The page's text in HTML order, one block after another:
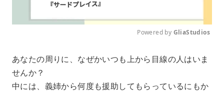
u
e
Powered by GliaStudios
あなたの周りに、なぜかいつも上から目線の人はいま
せんか？
中には、義姉から何度も援助してもらっているにもか